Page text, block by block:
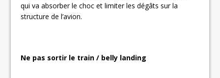
qui va absorber le choc et limiter les dégâts sur la
structure de l’avion.
Ne pas sortir le train / belly landing